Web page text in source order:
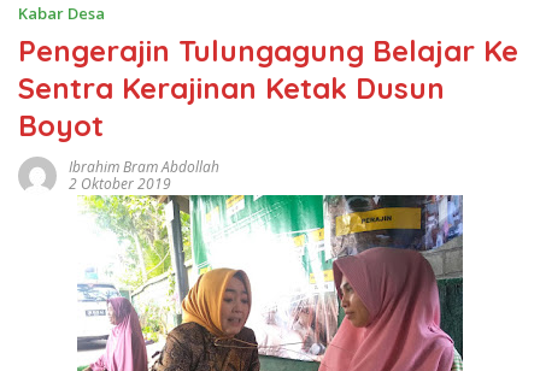
Kabar Desa
Pengerajin Tulungagung Belajar Ke
Sentra Kerajinan Ketak Dusun
Boyot
Ibrahim Bram Abdollah
2 Oktober 2019